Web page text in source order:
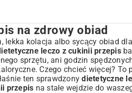
na zdrowy obiad
kolacja albo sycący obiad
leczo z cukinii przepis
sprzętu, ani godzin
Czego chcieć więcej?
ten sprawdzonydietetyczne
przepis na stałe wejdzie do